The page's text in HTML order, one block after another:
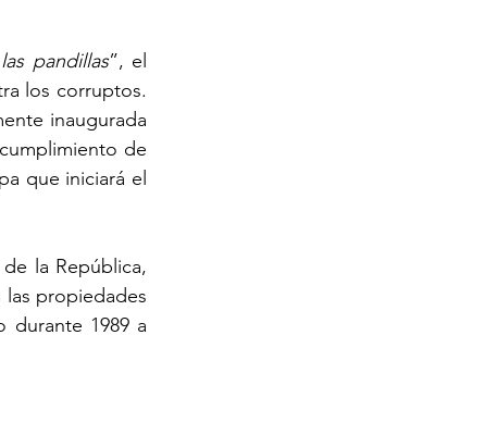
pandillas”, el
los corruptos.
inaugurada
de
que iniciará el
la República,
propiedades
durante 1989 a